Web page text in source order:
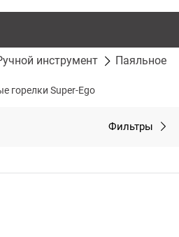
инструмент Паяльное
горелки Super-Ego
Фильтры